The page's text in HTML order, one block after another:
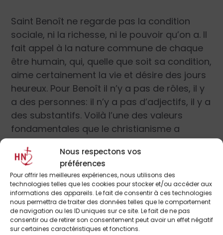
Nous respectons vos
préférences
Pour offrir les meilleures expériences, nous utilisons des
technologies telles que les cookies pour stocker et/ou accéder aux
informations des appareils. Le fait de consentir à ces technologies
nous permettra de traiter des données telles que le comportement
de navigation ou les ID uniques sur ce site. Le fait de ne pas
consentir ou de retirer son consentement peut avoir un effet négatif
sur certaines caractéristiques et fonctions.
Saint Benoît ne regarde pas la condition
sociale, ni la richesse, ni le pouvoir qu’on a. Il
fait appel à la nature commune de chaque
être humain, qui, quelle que soit sa condition,
aime certainement la vie et désire des jours
heureux. Pour Benoît il n’y a pas de rôles, il y
a des personnes: il n’y a pas d’adjectifs, il y a
des substantifs. Voilà l’une des valeurs
fondamentales que le christianisme a
apportées: le sens de la personne, créée à
l’image de Dieu. À partir de ce principe, se
construiront les monastères, qui deviendront
en même temps un berceau de la
renaissance humaine, culturelle, religieuse et
aussi économique du continent.